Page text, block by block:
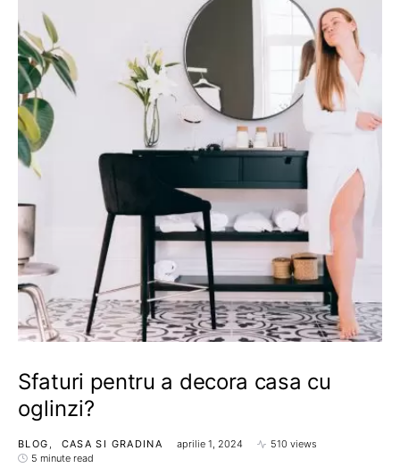
Sfaturi pentru a decora casa cu
oglinzi?
BLOG CASA SI GRADINA aprilie 1, 2024
510 views
5 minute read